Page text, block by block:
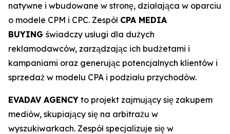
natywne i wbudowane w stronę, działająca w oparciu
o modele CPM i CPC. Zespół CPA MEDIA
BUYING świadczy usługi dla dużych
reklamodawców, zarządzając ich budżetami i
kampaniami oraz generując potencjalnych klientów i
sprzedaż w modelu CPA i podziału przychodów.
EVADAV AGENCY to projekt zajmujący się zakupem
mediów, skupiający się na arbitrażu w
wyszukiwarkach. Zespół specjalizuje się w